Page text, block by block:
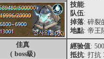
技能:
队伍:
掉落: 碎裂
地點: 帝王
佳真
( boss級)
經验值:
抵抗: 打抗